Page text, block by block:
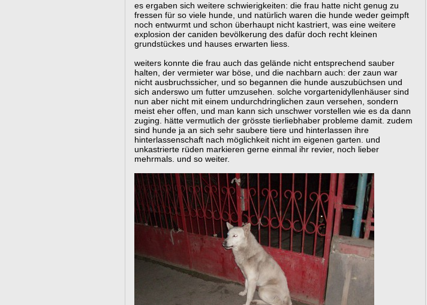
es ergaben sich weitere schwierigkeiten: die frau hatte nicht genug zu
fressen für so viele hunde, und natürlich waren die hunde weder geimpft
noch entwurmt und schon überhaupt nicht kastriert, was eine weitere
explosion der caniden bevölkerung des dafür doch recht kleinen
grundstückes und hauses erwarten liess.
weiters konnte die frau auch das gelände nicht entsprechend sauber
halten, der vermieter war böse, und die nachbarn auch: der zaun war
nicht ausbruchssicher, und so begannen die hunde auszubüchsen und
sich anderswo um futter umzusehen. solche vorgartenidyllenhäuser sind
nun aber nicht mit einem undurchdringlichen zaun versehen, sondern
meist eher offen, und man kann sich unschwer vorstellen wie es da dann
zuging. hätte vermutlich der grösste tierliebhaber probleme damit. zudem
sind hunde ja an sich sehr saubere tiere und hinterlassen ihre
hinterlassenschaft nach möglichkeit nicht im eigenen garten. und
unkastrierte rüden markieren gerne einmal ihr revier, noch lieber
mehrmals. und so weiter.